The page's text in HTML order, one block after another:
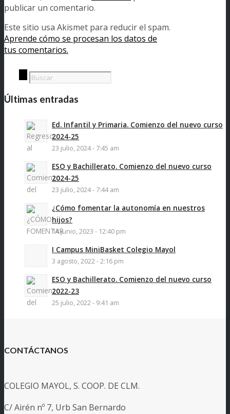
publicar un comentario.
Este sitio usa Akismet para reducir el spam.
Aprende cómo se procesan los datos de
tus comentarios.
Últimas entradas
Ed. Infantil y Primaria. Comienzo del nuevo curso
2024-25
23 julio, 2024 - 7:45 am
ESO y Bachillerato. Comienzo del nuevo curso
2024-25
23 julio, 2024 - 7:44 am
¿Cómo fomentar la autonomía en nuestros
hijos?
14 junio, 2023 - 12:40 pm
I Campus MiniBasket Colegio Mayol
3 agosto, 2022 - 2:16 pm
ESO y Bachillerato. Comienzo del nuevo curso
2022-23
25 julio, 2022 - 9:41 am
CONTÁCTANOS
COLEGIO MAYOL, S. COOP. DE CLM.
C/ Airén nº 7, Urb San Bernardo